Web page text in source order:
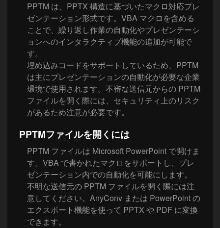
PPTM は、PPTX 構造に基づいたマクロ対応プレ
ゼンテーション形式です。VBA マクロを含める
ことで、繰り返し作業の自動化やプレゼンテーシ
ョンへのインタラクティブ機能の追加が可能で
す。
埋め込みコードをサポートしているため、PPTM
は主にプレゼンテーションの自動化が必要な企業
環境で使用されます。不審な送信元からの PPTM
ファイルを開く際には、セキュリティ上のリスク
があるため注意が必要です。
PPTMファイルを開くには
PPTM ファイルは Microsoft PowerPoint で開けま
す。VBA で書かれたマクロをサポートし、プレ
ゼンテーション内での自動化を可能にします。
不明な送信元の PPTM ファイルを開く際には注
意してください。AnyConv または PowerPoint の
エクスポート機能を使って PPTX や PDF に変換
できます。